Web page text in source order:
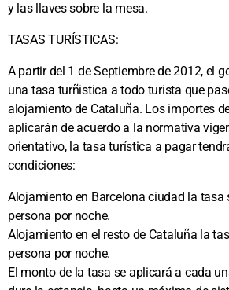
y las llaves sobre la mesa.
TASAS TURÍSTICAS:
A partir del 1 de Septiembre de 2012, el
una tasa turñistica a todo turista que
alojamiento de Cataluña. Los importes
aplicarán de acuerdo a la normativa
orientativo, la tasa turística a pagar
condiciones:
Alojamiento en Barcelona ciudad la tasa
persona por noche.
Alojamiento en el resto de Cataluña la
persona por noche.
El monto de la tasa se aplicará a cada